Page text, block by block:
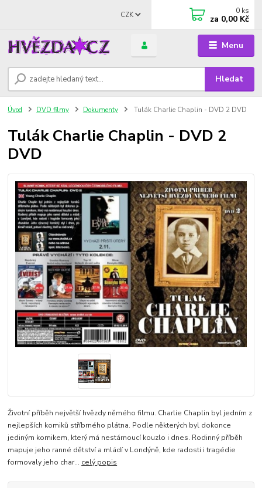
Menu
CZK
Hledat
0 ks
za 0,00 Kč
Úvod DVD filmy Dokumenty Tulák Charlie Chaplin - DVD 2 DVD
Tulák Charlie Chaplin - DVD 2
DVD
Životní příběh největší hvězdy němého filmu. Charlie Chaplin byl jedním z
nejlepších komiků stříbrného plátna. Podle některých byl dokonce
jediným komikem, který má nestárnoucí kouzlo i dnes. Rodinný příběh
mapuje jeho ranné dětství a mládí v Londýně, kde radosti i tragédie
formovaly jeho char... celý popis